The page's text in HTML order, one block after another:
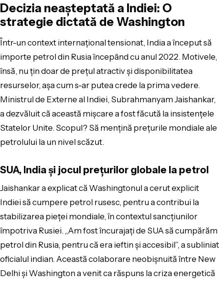
Decizia neașteptată a Indiei: O
strategie dictată de Washington
Într-un context internațional tensionat, India a început să
importe petrol din Rusia începând cu anul 2022. Motivele,
însă, nu țin doar de prețul atractiv și disponibilitatea
resurselor, așa cum s-ar putea crede la prima vedere.
Ministrul de Externe al Indiei, Subrahmanyam Jaishankar,
a dezvăluit că această mișcare a fost făcută la insistențele
Statelor Unite. Scopul? Să mențină prețurile mondiale ale
petrolului la un nivel scăzut.
SUA, India și jocul prețurilor globale la petrol
Jaishankar a explicat că Washingtonul a cerut explicit
Indiei să cumpere petrol rusesc, pentru a contribui la
stabilizarea pieței mondiale, în contextul sancțiunilor
împotriva Rusiei. „Am fost încurajați de SUA să cumpărăm
petrol din Rusia, pentru că era ieftin și accesibil”, a subliniat
oficialul indian. Această colaborare neobișnuită între New
Delhi și Washington a venit ca răspuns la criza energetică